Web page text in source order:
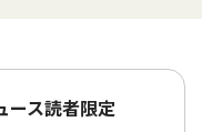
ース読者限定